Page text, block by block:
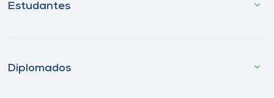
Estudantes
Diplomados